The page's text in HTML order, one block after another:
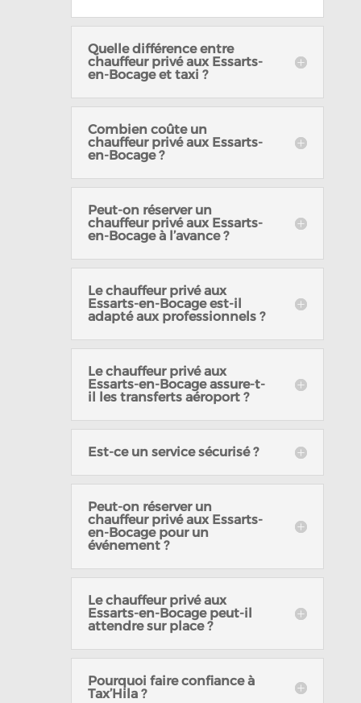
Quelle différence entre
chauffeur privé aux Essarts-
en-Bocage et taxi ?
Combien coûte un
chauffeur privé aux Essarts-
en-Bocage ?
Peut-on réserver un
chauffeur privé aux Essarts-
en-Bocage à l’avance ?
Le chauffeur privé aux
Essarts-en-Bocage est-il
adapté aux professionnels ?
Le chauffeur privé aux
Essarts-en-Bocage assure-t-
il les transferts aéroport ?
Est-ce un service sécurisé ?
Peut-on réserver un
chauffeur privé aux Essarts-
en-Bocage pour un
événement ?
Le chauffeur privé aux
Essarts-en-Bocage peut-il
attendre sur place ?
Pourquoi faire confiance à
Tax’Hila ?